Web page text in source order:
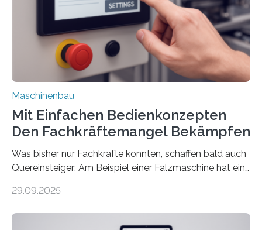
Maschinenbau
Mit Einfachen Bedienkonzepten
Den Fachkräftemangel Bekämpfen
Was bisher nur Fachkräfte konnten, schaffen bald auch
Quereinsteiger: Am Beispiel einer Falzmaschine hat ein
Mensch-Maschine-Schnittstelle so sehr vereinfacht,
Die zugrunde liegende Methodik lässt sich auf alle
29.09.2025